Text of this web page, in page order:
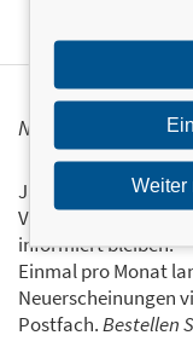
NEWSLETTER
Ja, ich will mit dem
Verlags über die
informiert bleiben.
Einmal pro Monat
Neuerscheinungen
Postfach.Bestellen
Weiter